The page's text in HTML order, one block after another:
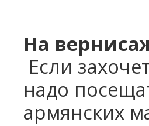
На
Если
надо
армянских